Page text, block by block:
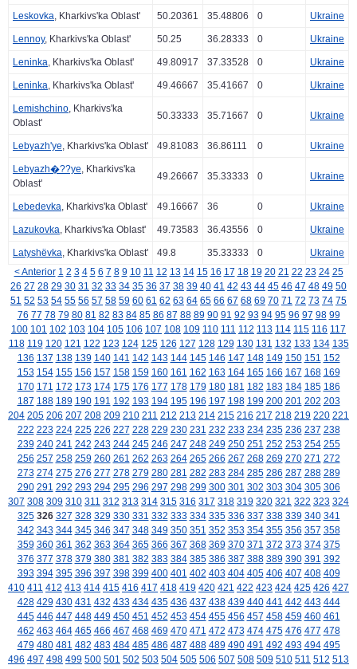
Leskovka, Kharkivs'ka Oblast' 50.20361 35.48806 0 Ukraine
Lennoy, Kharkivs'ka Oblast' 50.25 36.28333 0 Ukraine
Leninka, Kharkivs'ka Oblast' 49.80917 37.33528 0 Ukraine
Leninka, Kharkivs'ka Oblast' 49.46667 35.41667 0 Ukraine
Lemishchino, Kharkivs'ka
Oblast'
50.33333 35.71667 0 Ukraine
Lebyazh'ye, Kharkivs'ka Oblast' 49.81083 36.86111 0 Ukraine
Lebyazh�??ye, Kharkivs'ka
Oblast'
49.26667 35.33333 0 Ukraine
Lebedevka, Kharkivs'ka Oblast' 49.16667 36 0 Ukraine
Lazukovka, Kharkivs'ka Oblast' 49.73583 36.43556 0 Ukraine
Latyshëvka, Kharkivs'ka Oblast' 49.8 35.33333 0
Ukraine
< Anterior 1 2 3 4 5 6 7 8 9 10 11 12 13 14 15 16 17 18 19 20 21 22 23 24 25
26 27 28 29 30 31 32 33 34 35 36 37 38 39 40 41 42 43 44 45 46 47 48 49 50
51 52 53 54 55 56 57 58 59 60 61 62 63 64 65 66 67 68 69 70 71 72 73 74 75
76 77 78 79 80 81 82 83 84 85 86 87 88 89 90 91 92 93 94 95 96 97 98 99
100 101 102 103 104 105 106 107 108 109 110 111 112 113 114 115 116 117
118 119 120 121 122 123 124 125 126 127 128 129 130 131 132 133 134 135
136 137 138 139 140 141 142 143 144 145 146 147 148 149 150 151 152
153 154 155 156 157 158 159 160 161 162 163 164 165 166 167 168 169
170 171 172 173 174 175 176 177 178 179 180 181 182 183 184 185 186
187 188 189 190 191 192 193 194 195 196 197 198 199 200 201 202 203
204 205 206 207 208 209 210 211 212 213 214 215 216 217 218 219 220 221
222 223 224 225 226 227 228 229 230 231 232 233 234 235 236 237 238
239 240 241 242 243 244 245 246 247 248 249 250 251 252 253 254 255
256 257 258 259 260 261 262 263 264 265 266 267 268 269 270 271 272
273 274 275 276 277 278 279 280 281 282 283 284 285 286 287 288 289
290 291 292 293 294 295 296 297 298 299 300 301 302 303 304 305 306
307 308 309 310 311 312 313 314 315 316 317 318 319 320 321 322 323 324
325 326 327 328 329 330 331 332 333 334 335 336 337 338 339 340 341
342 343 344 345 346 347 348 349 350 351 352 353 354 355 356 357 358
359 360 361 362 363 364 365 366 367 368 369 370 371 372 373 374 375
376 377 378 379 380 381 382 383 384 385 386 387 388 389 390 391 392
393 394 395 396 397 398 399 400 401 402 403 404 405 406 407 408 409
410 411 412 413 414 415 416 417 418 419 420 421 422 423 424 425 426 427
428 429 430 431 432 433 434 435 436 437 438 439 440 441 442 443 444
445 446 447 448 449 450 451 452 453 454 455 456 457 458 459 460 461
462 463 464 465 466 467 468 469 470 471 472 473 474 475 476 477 478
479 480 481 482 483 484 485 486 487 488 489 490 491 492 493 494 495
496 497 498 499 500 501 502 503 504 505 506 507 508 509 510 511 512 513